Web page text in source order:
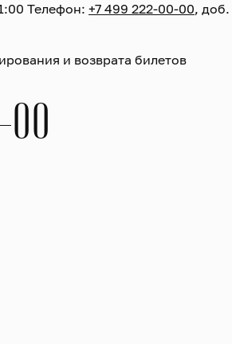
Телефон: +7 499 222-00-00, доб.
и возврата билетов
00